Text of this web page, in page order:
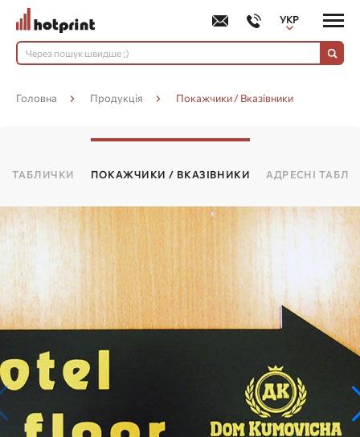
УКР
РУС
Головна Продукція Покажчики / Вказівники
ТАБЛИЧКИ ПОКАЖЧИКИ / ВКАЗІВНИКИ АДРЕСНІ